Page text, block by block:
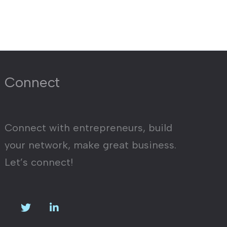
Connect
Connect with entrepreneurs, build
your network, make great business.
Let’s connect!